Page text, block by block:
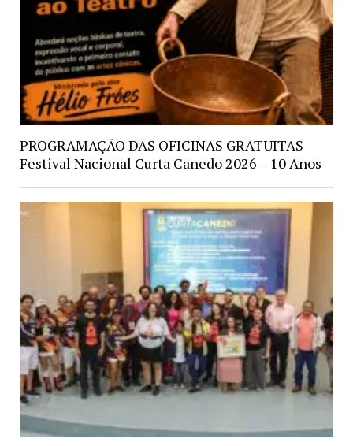
PROGRAMAÇÃO DAS OFICINAS GRATUITAS
Festival Nacional Curta Canedo 2026 – 10 Anos